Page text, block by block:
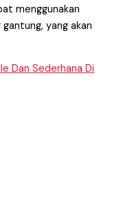
menggunakan
yang akan
Dan Sederhana Di